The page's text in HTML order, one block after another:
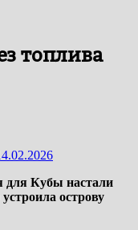
топлива
для Кубы настали
острову